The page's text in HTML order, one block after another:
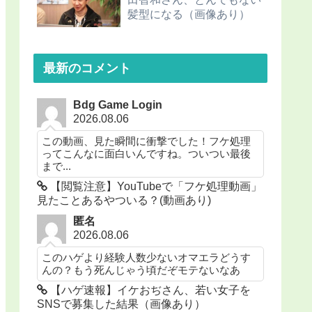
髪型になる（画像あり）
最新のコメント
Bdg Game Login
2026.08.06
この動画、見た瞬間に衝撃でした！フケ処理
ってこんなに面白いんですね。ついつい最後
まで...
【閲覧注意】YouTubeで「フケ処理動画」
見たことあるやついる？(動画あり)
匿名
2026.08.06
このハゲより経験人数少ないオマエラどうす
んの？もう死んじゃう頃だぞモテないなあ
【ハゲ速報】イケおぢさん、若い女子を
SNSで募集した結果（画像あり）